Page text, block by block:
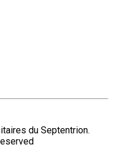
du Septentrion.